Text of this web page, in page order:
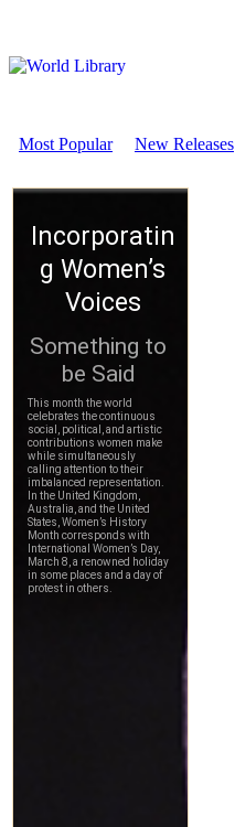
Most Popular New Releases